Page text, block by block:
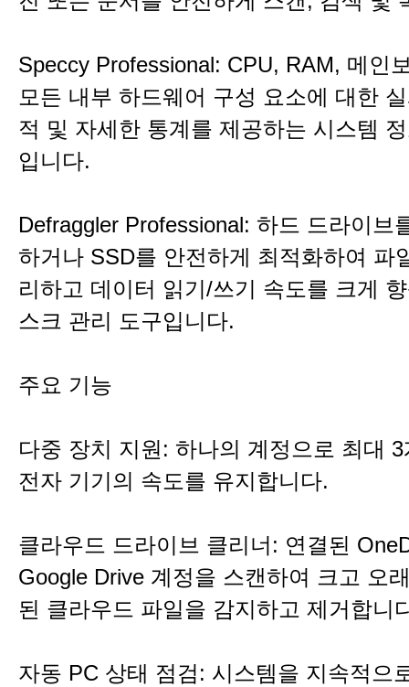
Speccy Professional: CPU, RAM, 메인
모든 내부 하드웨어 구성 요소에 대한
적 및 자세한 통계를 제공하는 시스템
입니다.
Defraggler Professional: 하드 드라이브
하거나 SSD를 안전하게 최적화하여 파
리하고 데이터 읽기/쓰기 속도를 크게
스크 관리 도구입니다.
주요 기능
다중 장치 지원: 하나의 계정으로 최대
전자 기기의 속도를 유지합니다.
클라우드 드라이브 클리너: 연결된
Google Drive 계정을 스캔하여 크고 오
된 클라우드 파일을 감지하고 제거합니
자동 PC 상태 점검: 시스템을 지속적으